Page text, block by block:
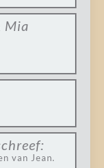
Mia
van Jean.